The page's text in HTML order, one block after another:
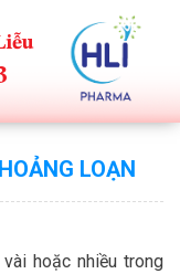
LOẠN
hoặc nhiều trong